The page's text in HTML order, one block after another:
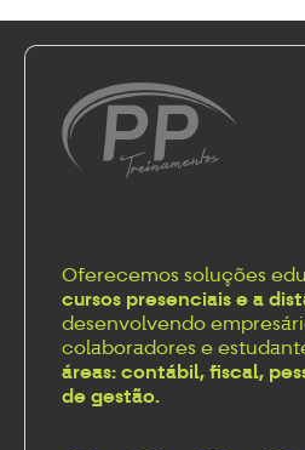
Oferecemos soluções
cursos presenciais e a
desenvolvendo
colaboradores e
áreas: contábil, fiscal,
de gestão.